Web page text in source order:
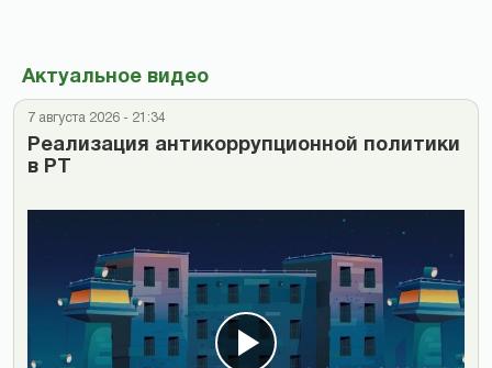
Актуальное видео
7 августа 2026 - 21:34
Реализация антикоррупционной политики
в РТ